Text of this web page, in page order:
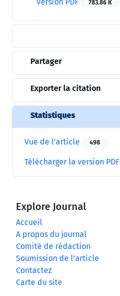
783.86 K
Partager
Exporter la citation
Statistiques
Vue de l’article 498
Télécharger la version PDF
Explore Journal
Accueil
A propos du journal
Comité de rédaction
Soumission de l’article
Contactez
Carte du site